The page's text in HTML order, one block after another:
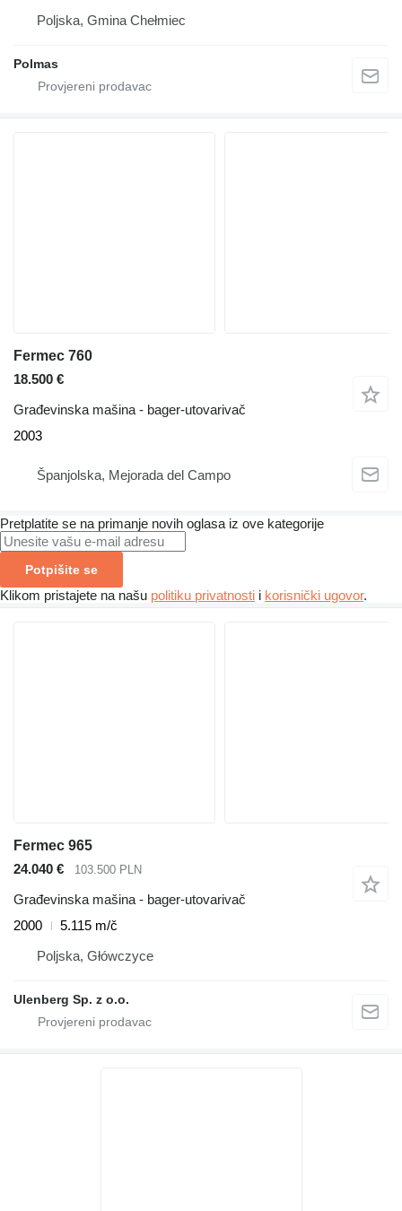
Poljska, Gmina Chełmiec
Polmas
Fermec 760
18.500 €
Građevinska mašina - bager-utovarivač
2003
Španjolska, Mejorada del Campo
Pretplatite se na primanje novih oglasa iz ove kategorije
Potpišite se
Klikom pristajete na našu politiku privatnosti i korisnički ugovor.
Fermec 965
24.040 €
103.500 PLN
Građevinska mašina - bager-utovarivač
2000
5.115 m/č
Poljska, Główczyce
Ulenberg Sp. z o.o.